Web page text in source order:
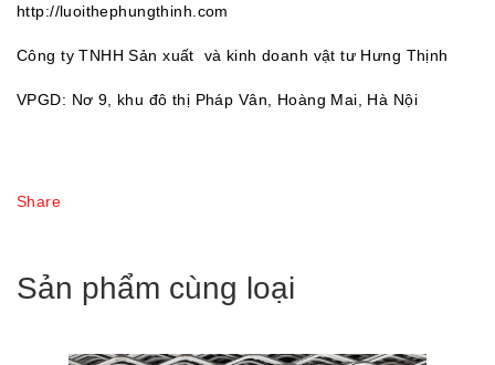
http://luoithephungthinh.com
Công ty TNHH Sản xuất và kinh doanh vật tư Hưng Thịnh
VPGD: Nơ 9, khu đô thị Pháp Vân, Hoàng Mai, Hà Nội
Share
Sản phẩm cùng loại